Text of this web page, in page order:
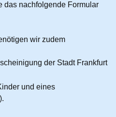
das nachfolgende Formular
wir zudem
der Stadt Frankfurt
und eines